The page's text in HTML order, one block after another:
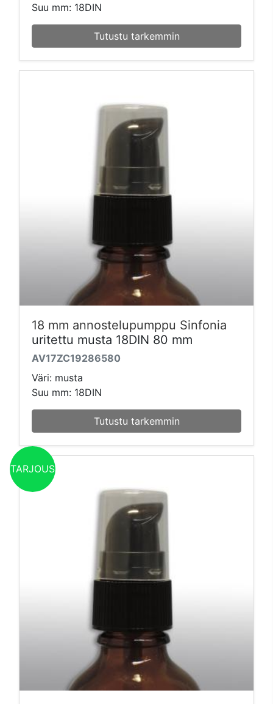
Suu mm: 18DIN
Tutustu tarkemmin
18 mm annostelupumppu Sinfonia
uritettu musta 18DIN 80 mm
AV17ZC19286580
Väri: musta
Suu mm: 18DIN
Tutustu tarkemmin
TARJOUS